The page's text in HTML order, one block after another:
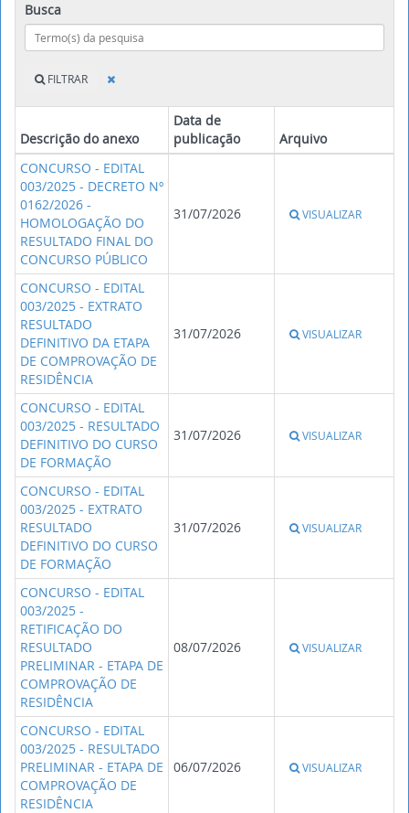
Busca
FILTRAR
Descrição do anexo
Data de
publicação
Arquivo
CONCURSO - EDITAL
003/2025 - DECRETO Nº
0162/2026 -
HOMOLOGAÇÃO DO
RESULTADO FINAL DO
CONCURSO PÚBLICO
31/07/2026 VISUALIZAR
CONCURSO - EDITAL
003/2025 - EXTRATO
RESULTADO
DEFINITIVO DA ETAPA
DE COMPROVAÇÃO DE
RESIDÊNCIA
31/07/2026 VISUALIZAR
CONCURSO - EDITAL
003/2025 - RESULTADO
DEFINITIVO DO CURSO
DE FORMAÇÃO
31/07/2026 VISUALIZAR
CONCURSO - EDITAL
003/2025 - EXTRATO
RESULTADO
DEFINITIVO DO CURSO
DE FORMAÇÃO
31/07/2026 VISUALIZAR
CONCURSO - EDITAL
003/2025 -
RETIFICAÇÃO DO
RESULTADO
PRELIMINAR - ETAPA DE
COMPROVAÇÃO DE
RESIDÊNCIA
08/07/2026 VISUALIZAR
CONCURSO - EDITAL
003/2025 - RESULTADO
PRELIMINAR - ETAPA DE
COMPROVAÇÃO DE
RESIDÊNCIA
06/07/2026 VISUALIZAR